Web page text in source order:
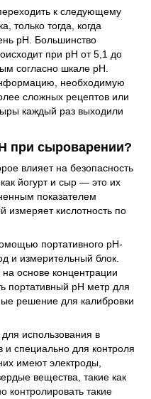
к следующему
только тогда, когда
рН. Большинство
при рН от 5,1 до
согласно шкале рН.
необходимую
сложных рецептов или
каждый раз выходили
при сыроварении?
влияет на безопасность
йогурт и сыр — это их
показателем
измеряет кислотность по
портативного рН-
и измерительный блок.
основе концентрации
портативный рН метр для
решение для калибровки
использования в
и специально для контроля
имеют электроды,
вещества, такие как
контролировать такие